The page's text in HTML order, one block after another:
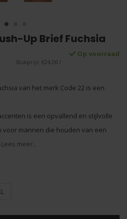
Up Brief Fuchsia
Op voorraad
Stukprijs: €24,00 /
van het merk Code 22 is een
is een opvallend en stijlvolle
voor mannen die houden van een
Lees meer..